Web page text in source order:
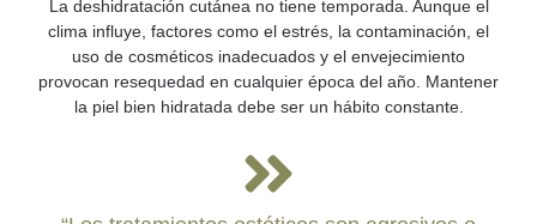
La deshidratación cutánea no tiene temporada. Aunque el
clima influye, factores como el estrés, la contaminación, el
uso de cosméticos inadecuados y el envejecimiento
provocan resequedad en cualquier época del año. Mantener
la piel bien hidratada debe ser un hábito constante.